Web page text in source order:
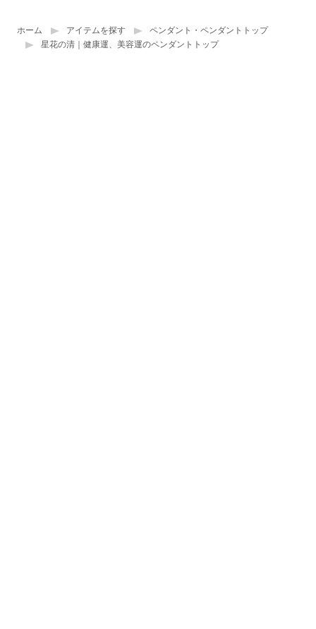
ホーム アイテムを探す
ペンダント・ペンダントトップ
星花の清｜健康運、美容運のペンダントトップ